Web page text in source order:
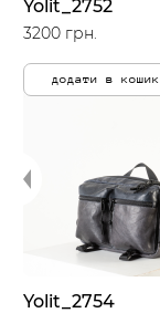
Yolit_2752
3200 грн.
додати в кошик
Yolit_2754